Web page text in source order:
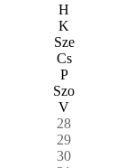
H
K
Sze
Cs
P
Szo
V
28
29
30